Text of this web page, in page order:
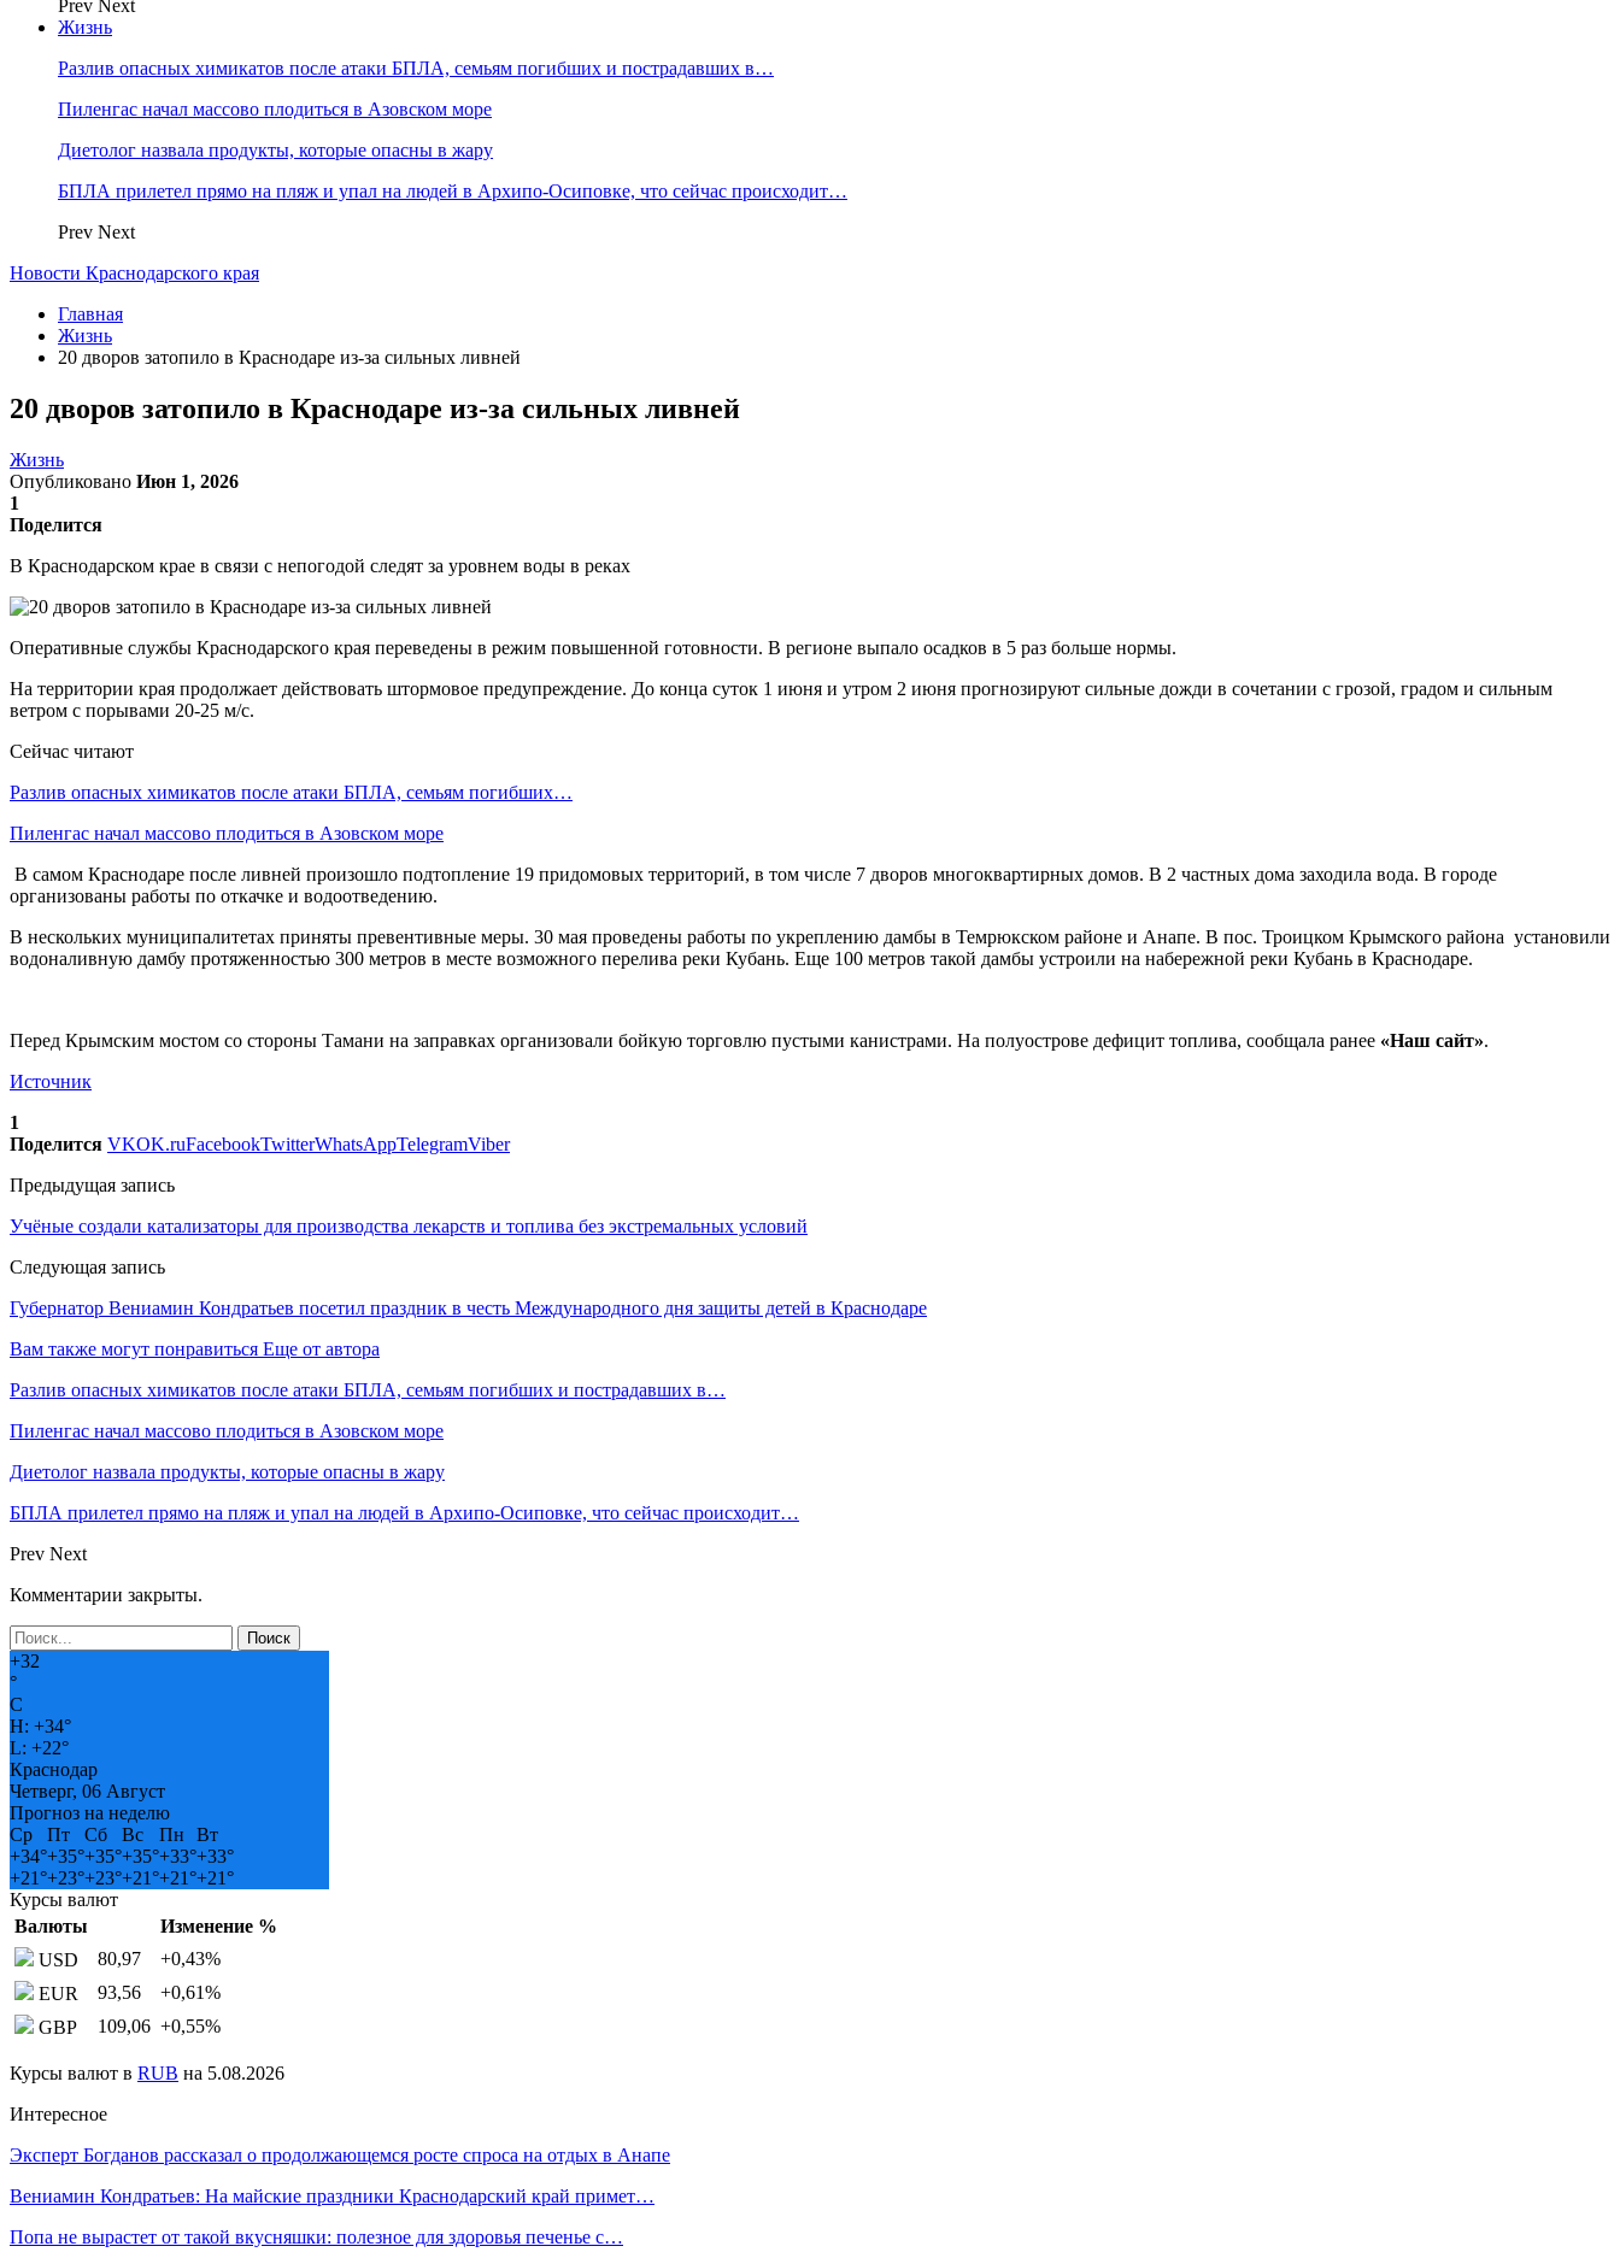
Prev Next
Жизнь
Разлив опасных химикатов после атаки БПЛА, семьям погибших и пострадавших в…
Пиленгас начал массово плодиться в Азовском море
Диетолог назвала продукты, которые опасны в жару
БПЛА прилетел прямо на пляж и упал на людей в Архипо-Осиповке, что сейчас происходит…
Prev Next
Новости Краснодарского края
Главная
Жизнь
20 дворов затопило в Краснодаре из-за сильных ливней
20 дворов затопило в Краснодаре из-за сильных ливней
Жизнь
Опубликовано Июн 1, 2026
1
Поделится
В Краснодарском крае в связи с непогодой следят за уровнем воды в реках
Оперативные службы Краснодарского края переведены в режим повышенной готовности. В регионе выпало осадков в 5 раз больше нормы.
На территории края продолжает действовать штормовое предупреждение. До конца суток 1 июня и утром 2 июня прогнозируют сильные дожди в сочетании с грозой, градом и сильным
ветром с порывами 20-25 м/с.
Сейчас читают
Разлив опасных химикатов после атаки БПЛА, семьям погибших…
Пиленгас начал массово плодиться в Азовском море
В самом Краснодаре после ливней произошло подтопление 19 придомовых территорий, в том числе 7 дворов многоквартирных домов. В 2 частных дома заходила вода. В городе
организованы работы по откачке и водоотведению.
В нескольких муниципалитетах приняты превентивные меры. 30 мая проведены работы по укреплению дамбы в Темрюкском районе и Анапе. В пос. Троицком Крымского района установили
водоналивную дамбу протяженностью 300 метров в месте возможного перелива реки Кубань. Еще 100 метров такой дамбы устроили на набережной реки Кубань в Краснодаре.
Перед Крымским мостом со стороны Тамани на заправках организовали бойкую торговлю пустыми канистрами. На полуострове дефицит топлива, сообщала ранее «Наш сайт».
Источник
1
Поделится VKOK.ruFacebookTwitterWhatsAppTelegramViber
Предыдущая запись
Учёные создали катализаторы для производства лекарств и топлива без экстремальных условий
Следующая запись
Губернатор Вениамин Кондратьев посетил праздник в честь Международного дня защиты детей в Краснодаре
Вам также могут понравиться Еще от автора
Разлив опасных химикатов после атаки БПЛА, семьям погибших и пострадавших в…
Пиленгас начал массово плодиться в Азовском море
Диетолог назвала продукты, которые опасны в жару
БПЛА прилетел прямо на пляж и упал на людей в Архипо-Осиповке, что сейчас происходит…
Prev Next
Комментарии закрыты.
+32
°
C
H: +34°
L: +22°
Краснодар
Четверг, 06 Август
Прогноз на неделю
Ср
Пт Сб Вс Пн
Вт
+34°+35°+35°+35°+33°+33°
+21°+23°+23°+21°+21°+21°
Курсы валют
Валюты
Изменение %
USD
80,97 +0,43%
EUR
93,56 +0,61%
GBP
109,06 +0,55%
Курсы валют в RUB на 5.08.2026
Интересное
Эксперт Богданов рассказал о продолжающемся росте спроса на отдых в Анапе
Вениамин Кондратьев: На майские праздники Краснодарский край примет…
Попа не вырастет от такой вкусняшки: полезное для здоровья печенье с…